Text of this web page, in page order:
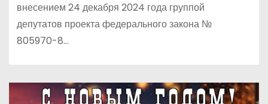
внесением 24 декабря 2024 года группой
депутатов проекта федерального закона №
805970-8…